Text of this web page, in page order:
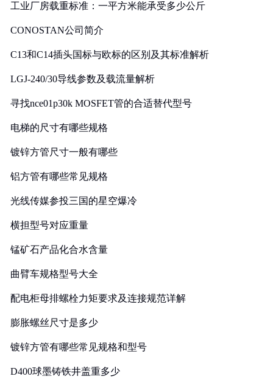
工业厂房载重标准：一平方米能承受多少公斤
CONOSTAN公司简介
C13和C14插头国标与欧标的区别及其标准解析
LGJ-240/30导线参数及载流量解析
寻找nce01p30k MOSFET管的合适替代型号
电梯的尺寸有哪些规格
镀锌方管尺寸一般有哪些
铝方管有哪些常见规格
光线传媒参投三国的星空爆冷
横担型号对应重量
锰矿石产品化合水含量
曲臂车规格型号大全
配电柜母排螺栓力矩要求及连接规范详解
膨胀螺丝尺寸是多少
镀锌方管有哪些常见规格和型号
D400球墨铸铁井盖重多少